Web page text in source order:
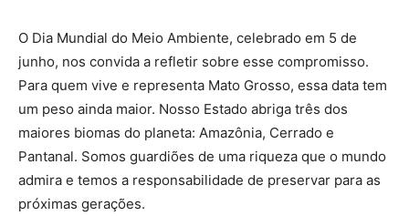
O Dia Mundial do Meio Ambiente, celebrado em 5 de
junho, nos convida a refletir sobre esse compromisso.
Para quem vive e representa Mato Grosso, essa data tem
um peso ainda maior. Nosso Estado abriga três dos
maiores biomas do planeta: Amazônia, Cerrado e
Pantanal. Somos guardiões de uma riqueza que o mundo
admira e temos a responsabilidade de preservar para as
próximas gerações.